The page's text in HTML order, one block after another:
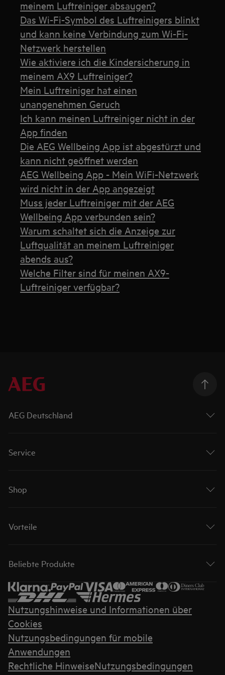
meinem Luftreiniger absaugen?
Das Wi-Fi-Symbol des Luftreinigers blinkt
und kann keine Verbindung zum Wi-Fi-
Netzwerk herstellen
Wie aktiviere ich die Kindersicherung in
meinem AX9 Luftreiniger?
Mein Luftreiniger hat einen
unangenehmen Geruch
Ich kann meinen Luftreiniger nicht in der
App finden
Die AEG Wellbeing App ist abgestürzt und
kann nicht geöffnet werden
AEG Wellbeing App - Mein WiFi-Netzwerk
wird nicht in der App angezeigt
Muss jeder Luftreiniger mit der AEG
Wellbeing App verbunden sein?
Warum schaltet sich die Anzeige zur
Luftqualität an meinem Luftreiniger
abends aus?
Welche Filter sind für meinen AX9-
Luftreiniger verfügbar?
AEG Deutschland
Service
Shop
Vorteile
Beliebte Produkte
Nutzungshinweise und Informationen über
Cookies
Nutzungsbedingungen für mobile
Anwendungen
Rechtliche HinweiseNutzungsbedingungen